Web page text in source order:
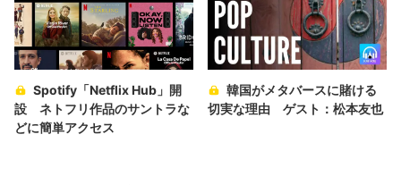
Spotify「Netflix Hub」開
設 ネトフリ作品のサントラな
どに簡単アクセス
韓国がメタバースに賭ける
切実な理由 ゲスト：松本友也